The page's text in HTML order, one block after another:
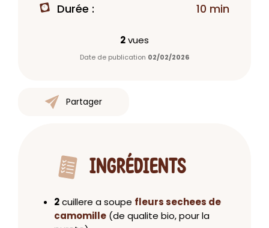
Durée : 10 min
2vues
Date de publication 02/02/2026
Partager
INGRÉDIENTS
2cuillere a soupe fleurs sechees de
camomille (de qualite bio, pour la